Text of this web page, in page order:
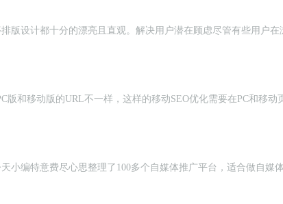
版设计都十分的漂亮且直观。解决用户潜在顾虑尽管有些用户
和移动版的URL不一样，这样的移动SEO优化需要在PC和移动
编特意费尽心思整理了100多个自媒体推广平台，适合做自媒